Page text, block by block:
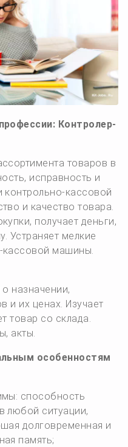
Контролер-
товаров в
исправность и
контрольно-кассовой
и качество товара.
получает деньги,
Устраняет мелкие
кассовой машины.
о назначении,
и их ценах. Изучает
товар со склада.
акты.
особенностям
способность
любой ситуации,
долговременная и
память;